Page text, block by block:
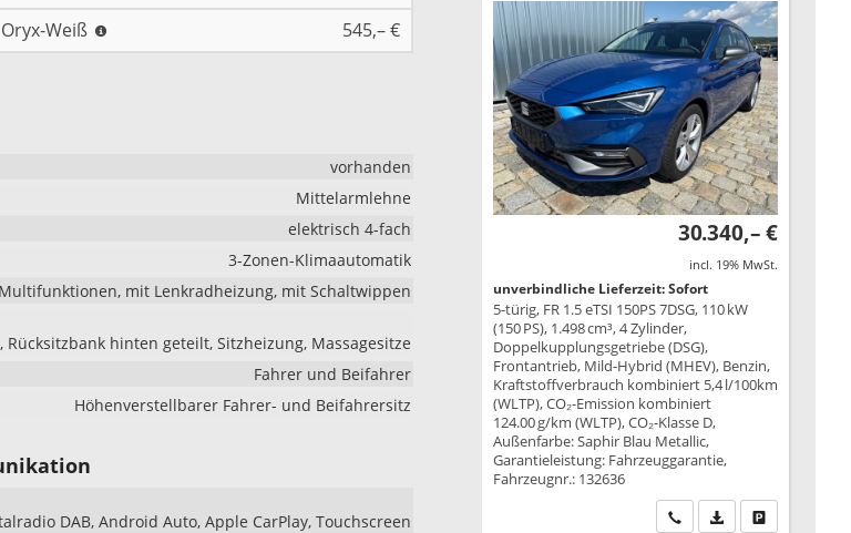
Weiß
545,– €
vorhanden
Mittelarmlehne
elektrisch 4-fach
3-Zonen-Klimaautomatik
mit Lenkradheizung, mit Schaltwippen
hinten geteilt, Sitzheizung, Massagesitze
Fahrer und Beifahrer
Höhenverstellbarer Fahrer- und Beifahrersitz
DAB, Android Auto, Apple CarPlay, Touchscreen
30.340,– €
incl. 19% MwSt.
unverbindliche Lieferzeit: Sofort
5-türig, FR 1.5 eTSI 150PS 7DSG, 110 kW
(150 PS), 1.498 cm³, 4 Zylinder,
Doppelkupplungsgetriebe (DSG),
Frontantrieb, Mild-Hybrid (MHEV), Benzin,
Kraftstoffverbrauch kombiniert 5,4 l/100km
(WLTP), CO₂-Emission kombiniert
124.00 g/km (WLTP), CO₂-Klasse D,
Außenfarbe: Saphir Blau Metallic,
Garantieleistung: Fahrzeuggarantie,
Fahrzeugnr.: 132636
Wir rufen Sie an
PDF-Datei,Drucken,